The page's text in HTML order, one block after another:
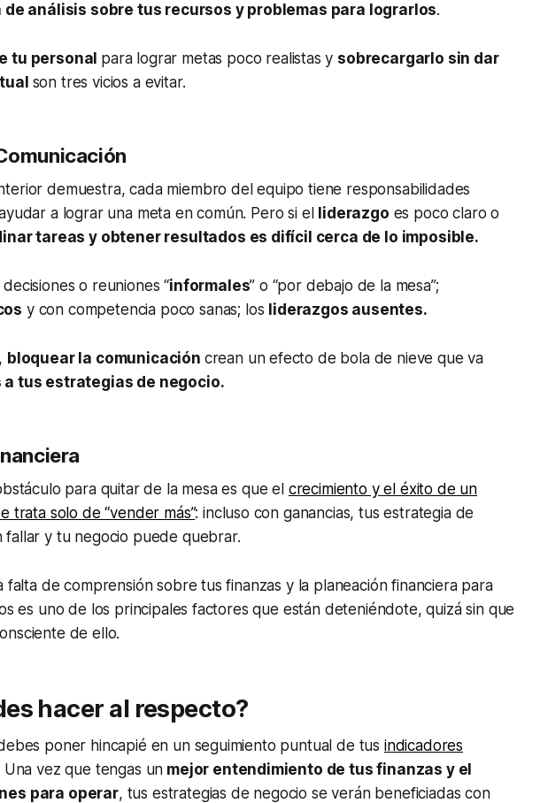
análisis sobre tus recursos y problemas para lograrlos.
tu personal para lograr metas poco realistas y sobrecargarlo sin dar
son tres vicios a evitar.
demuestra, cada miembro del equipo tiene responsabilidades
a lograr una meta en común. Pero si el
liderazgo es poco claro o
tareas y obtener resultados es difícil cerca de lo imposible.
o reuniones “informales” o “por debajo de la mesa”;
y con competencia poco sanas; los liderazgos ausentes.
bloquear la comunicación crean un efecto de bola de nieve que va
tus estrategias de negocio.
para quitar de la mesa es que el crecimiento y el éxito de un
trata solo de “vender más”: incluso con ganancias, tus estrategia de
fallar y tu negocio puede quebrar.
falta de comprensión sobre tus finanzas y la planeación financiera para
es uno de los principales factores que están deteniéndote, quizá sin que
de ello.
hacer al respecto?
poner hincapié en un seguimiento puntual de tus indicadores
Una vez que tengas un mejor entendimiento de tus finanzas y el
para operar, tus estrategias de negocio se verán beneficiadas con